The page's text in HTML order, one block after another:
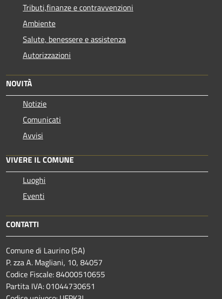
Tributi,finanze e contravvenzioni
Ambiente
Salute, benessere e assistenza
Autorizzazioni
NOVITÀ
Notizie
Comunicati
Avvisi
VIVERE IL COMUNE
Luoghi
Eventi
CONTATTI
Comune di Laurino (SA)
P. zza A. Magliani, 10, 84057
Codice Fiscale: 84000510655
Partita IVA: 01044730651